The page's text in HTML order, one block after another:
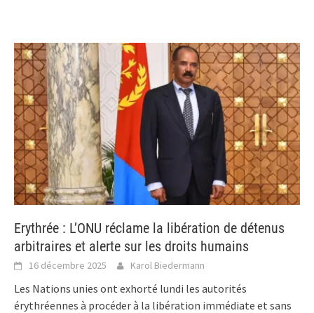
Erythrée : L’ONU réclame la libération de détenus
arbitraires et alerte sur les droits humains
16 décembre 2025 Karol Biedermann
Les Nations unies ont exhorté lundi les autorités
érythréennes à procéder à la libération immédiate et sans